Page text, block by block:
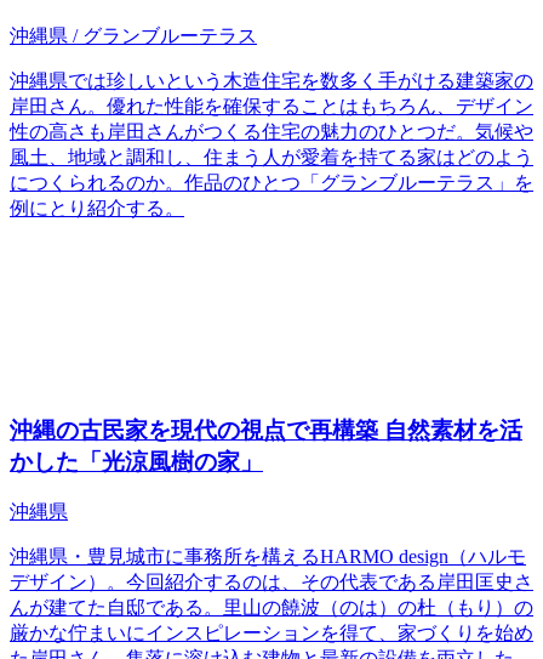
沖縄県 / グランブルーテラス
沖縄県では珍しいという木造住宅を数多く手がける建築家の
岸田さん。優れた性能を確保することはもちろん、デザイン
性の高さも岸田さんがつくる住宅の魅力のひとつだ。気候や
風土、地域と調和し、住まう人が愛着を持てる家はどのよう
につくられるのか。作品のひとつ「グランブルーテラス」を
例にとり紹介する。
沖縄の古民家を現代の視点で再構築 自然素材を活
かした「光涼風樹の家」
沖縄県
沖縄県・豊見城市に事務所を構えるHARMO design（ハルモ
デザイン）。今回紹介するのは、その代表である岸田匡史さ
んが建てた自邸である。里山の饒波（のは）の杜（もり）の
厳かな佇まいにインスピレーションを得て、家づくりを始め